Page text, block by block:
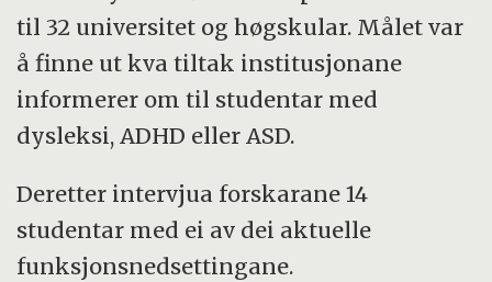
til 32 universitet og høgskular. Målet var
å finne ut kva tiltak institusjonane
informerer om til studentar med
dysleksi, ADHD eller ASD.
Deretter intervjua forskarane 14
studentar med ei av dei aktuelle
funksjonsnedsettingane.